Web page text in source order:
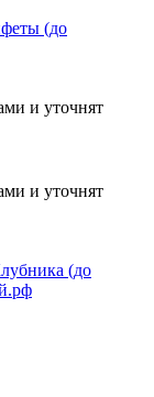
(до
и уточнят
и уточнят